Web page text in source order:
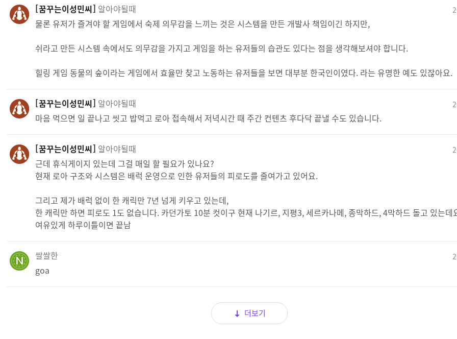
꿈꾸는이성민씨 알아야될때
물론 유저가 즐겨야 할 게임에서 숙제 의무감을 느끼는 것은 시스템을 만든 개발사 책임이긴 하지만,
쉬라고 만든 시스템 속에서도 의무감을 가지고 게임을 하는 유저들의 습관도 있다는 점을 생각해보셔야 합니다.
힐링 게임 동물의 숲이라는 게임에서 효율만 찾고 노동하는 유저들을 보면 대부분 한국인이였다. 라는 유명한 예도 있잖아요.
꿈꾸는이성민씨 알아야될때
마음 먹으면 일 끝나고 씻고 밥먹고 로아 접속해서 저녁시간 때 주간 컨텐츠 후다닥 끝낼 수도 있습니다.
꿈꾸는이성민씨 알아야될때
근데 휴식게이지 있는데 그걸 매일 할 필요가 있나요?
현재 로아 구조와 시스템은 배럭 운영으로 인한 유저들의 피로도를 줄여가고 있어요.
그리고 제가 배럭 없이 한 캐릭만 7년 넘게 키우고 있는데,
한 캐릭만 하면 피로도 1도 없습니다. 카던가토 10분 컷이구 현재 나기르, 지평3, 세르카나메, 종막하드, 4막하드 돌고 있는데
여유있게 하루이틀이면 끝남
쌀쌀한
goa
더보기